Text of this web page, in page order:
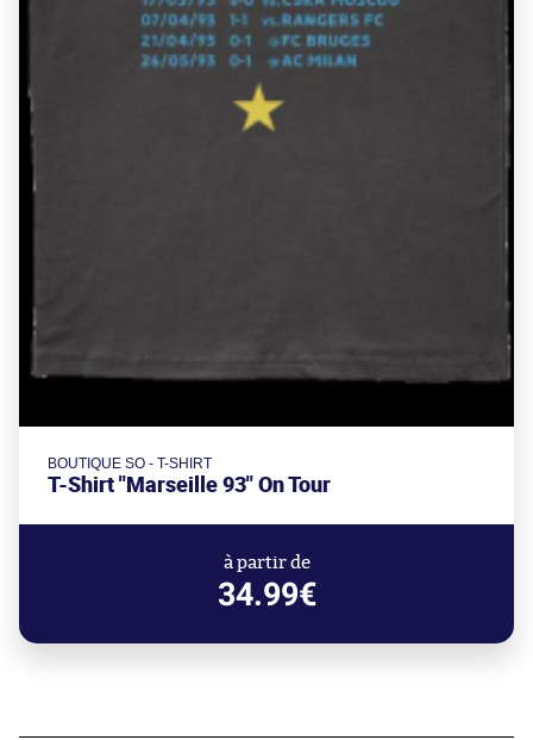
BOUTIQUE SO - T-SHIRT
T-Shirt "Marseille 93" On Tour
à partir de
34.99€